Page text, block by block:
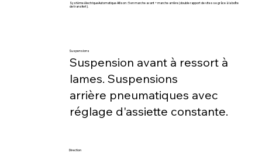
Système électriqueAutomatique Allison : 5 en marche avant + marche arrière (double rapport de vitesse grâce à la boîte
de transfert).
Suspensions
Suspension avant à ressort à
lames. Suspensions
arrière pneumatiques avec
réglage d'assiette constante.
Direction